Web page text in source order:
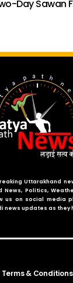
Day Sawan
Uttarakhand
Politics,
us on social media
news updates as they
Terms & Conditions